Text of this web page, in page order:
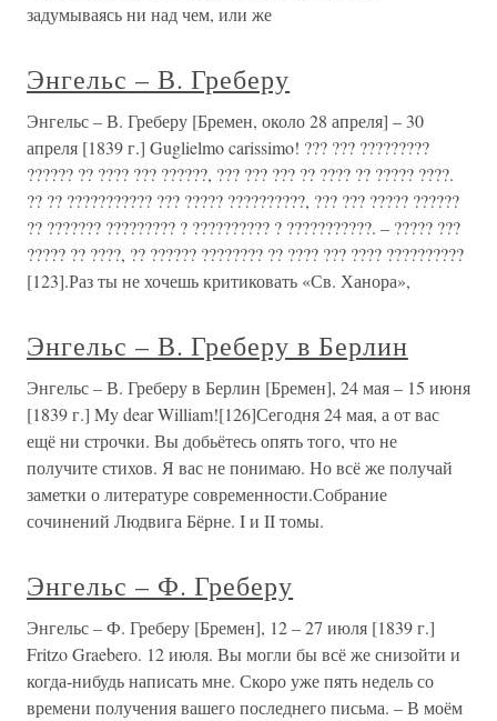
задумываясь ни над чем, или же
Энгельс – В. Греберу
Энгельс – В. Греберу [Бремен, около 28 апреля] – 30
апреля [1839 г.] Guglielmo carissimo! ??? ??? ?????????
?????? ?? ???? ??? ??????, ??? ??? ??? ?? ???? ?? ????? ????.
?? ?? ??????????? ??? ????? ??????????, ??? ??? ????? ??????
?? ??????? ????????? ? ?????????? ? ???????????. – ????? ???
????? ?? ????, ?? ?????? ???????? ?? ???? ??? ???? ??????????
[123].Раз ты не хочешь критиковать «Св. Ханора»,
Энгельс – В. Греберу в Берлин
Энгельс – В. Греберу в Берлин [Бремен], 24 мая – 15 июня
[1839 г.] My dear William![126]Сегодня 24 мая, а от вас
ещё ни строчки. Вы добьётесь опять того, что не
получите стихов. Я вас не понимаю. Но всё же получай
заметки о литературе современности.Собрание
сочинений Людвига Бёрне. I и II томы.
Энгельс – Ф. Греберу
Энгельс – Ф. Греберу [Бремен], 12 – 27 июля [1839 г.]
Fritzo Graebero. 12 июля. Вы могли бы всё же снизойти и
когда-нибудь написать мне. Скоро уже пять недель со
времени получения вашего последнего письма. – В моём